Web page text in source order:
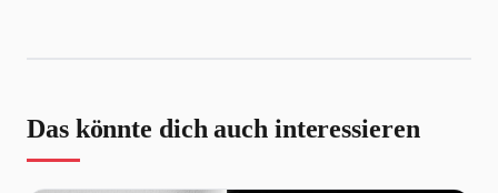
Das könnte dich auch interessieren